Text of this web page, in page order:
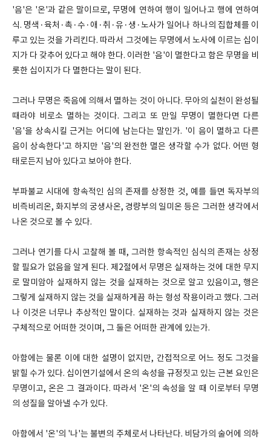
'음'은 '온'과 같은 말이므로, 무명에 연하여 행이 일어나고 행에 연하여
식. 명색·육처·촉·수·애·취·유·생·노사가 일어나 하나의 집합체를 이
루고 있는 것을 가리킨다. 따라서 그것에는 무명에서 노사에 이르는 십이
지가 다 갖추어 있다고 해야 한다. 이러한 '음'이 멸한다고 함은 무명을 비
롯한 십이지가 다 멸한다는 말이 된다.
그러나 무명은 죽음에 의해서 멸하는 것이 아니다. 무아의 실천이 완성될
때라야 비로소 멸하는 것이다. 그리고 또 만일 무명이 멸한다면 다른
'음'을 상속시킬 근거는 어디에 남는다는 말인가. '이 음이 멸하고 다른
음이 상속한다'고 하지만 '음'의 완전한 멸은 생각할 수가 없다. 어떤 형
태로든지 남아 있다고 보아야 한다.
부파불교 시대에 항속적인 심의 존재를 상정한 것, 예를 들면 독자부의
비즉비리온, 화지부의 궁생사온, 경량부의 일미온 등은 그러한 생각에서
나온 것으로 볼 수 있다.
그러나 연기를 다시 고찰해 볼 때, 그러한 항속적인 심식의 존재는 상정
할 필요가 없음을 알게 된다. 제2절에서 무명은 실재하는 것에 대한 무지
로 말미암아 실재하지 않는 것을 실재하는 것으로 알고 있음이고, 행은
그렇게 실재하지 않는 것을 실재하게끔 하는 형성 작용이라고 했다. 그러
나 이것은 너무나 추상적인 말이다. 실재하는 것과 실재하지 않는 것은
구체적으로 어떠한 것이며, 그 둘은 어떠한 관계에 있는가.
아함에는 물론 이에 대한 설명이 없지만, 간접적으로 어느 정도 그것을
밝힐 수가 있다. 십이연기설에서 온의 속성을 규정짓고 있는 근본 요인은
무명이고, 온은 그 결과이다. 따라서 '온'의 속성을 알 때 이로부터 무명
의 성질을 알아낼 수가 있다.
아함에서 '온'의 '나'는 불변의 주체로서 나타난다. 비담가의 술어에 의하